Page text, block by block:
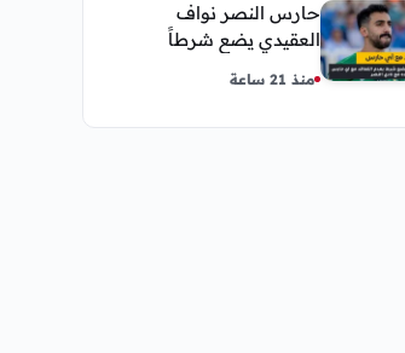
حارس النصر نواف
العقيدي يضع شرطاً
النادي
منذ 21 ساعة